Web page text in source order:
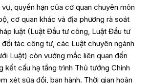
quyền hạn của cơ quan chuyên môn
cơ quan khác và địa phương rà soát
luật (Luật Đầu tư công, Luật Đầu tư
tác công tư, các Luật chuyên ngành
Luật) còn vướng mắc liên quan đến
kết cấu hạ tầng trình Thủ tướng Chính
xét sửa đổi, ban hành. Thời gian hoàn